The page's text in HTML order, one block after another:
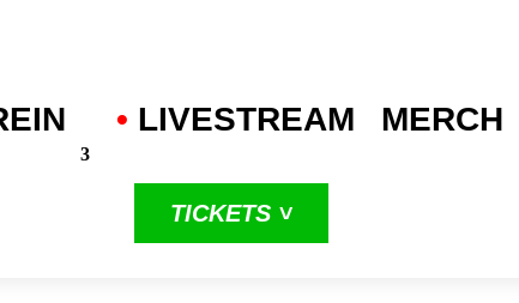
• LIVESTREAM MERCH
TICKETS ˅